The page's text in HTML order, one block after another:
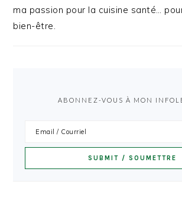
ma passion pour la cuisine santé…
bien-être.
ABONNEZ-VOUS À MON